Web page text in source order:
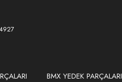
BMX YEDEK PARÇALARI